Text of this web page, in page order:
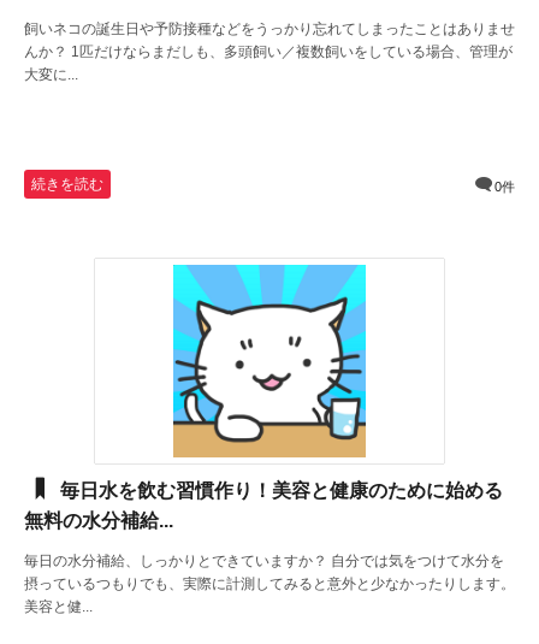
飼いネコの誕生日や予防接種などをうっかり忘れてしまったことはありませ
んか？ 1匹だけならまだしも、多頭飼い／複数飼いをしている場合、管理が
大変に...
続きを読む 0件
毎日水を飲む習慣作り！美容と健康のために始める
無料の水分補給...
毎日の水分補給、しっかりとできていますか？ 自分では気をつけて水分を
摂っているつもりでも、実際に計測してみると意外と少なかったりします。
美容と健...